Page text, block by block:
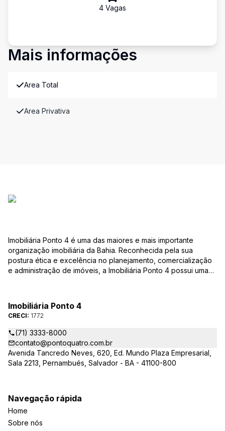
4 Vagas
Mais informações
Area Total
Area Privativa
Imobiliária Ponto 4 é uma das maiores e mais importante
organização imobiliária da Bahia. Reconhecida pela sua
postura ética e excelência no planejamento, comercialização
e administração de imóveis, a Imobiliária Ponto 4 possui uma
que você procura, casas, apartamentos, terrenos, salas
comerciais e outros produtos imobiliários.
Imobiliária Ponto 4
CRECI: 1772
(71) 3333-8000
contato@pontoquatro.com.br
Avenida Tancredo Neves, 620, Ed. Mundo Plaza Empresarial,
Sala 2213, Pernambués, Salvador - BA - 41100-800
Navegação rápida
Home
Sobre nós